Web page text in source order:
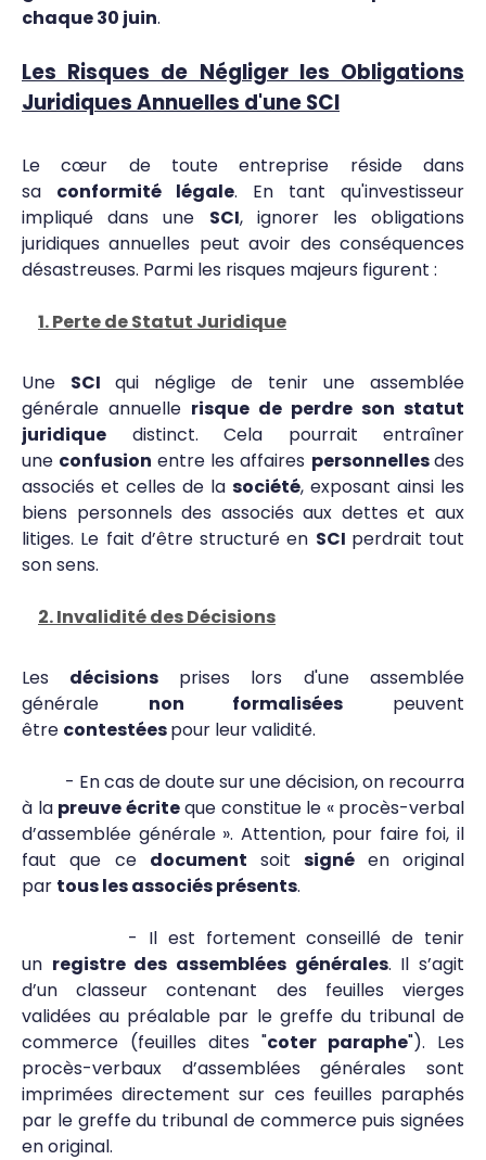
chaque 30 juin.
Les Risques de Négliger les Obligations
Juridiques Annuelles d'une SCI
Le cœur de toute entreprise réside dans
sa conformité légale. En tant qu'investisseur
impliqué dans une SCI, ignorer les obligations
juridiques annuelles peut avoir des conséquences
désastreuses. Parmi les risques majeurs figurent :
1. Perte de Statut Juridique
Une SCI qui néglige de tenir une assemblée
générale annuelle risque de perdre son statut
juridique distinct. Cela pourrait entraîner
une confusion entre les affaires personnellesdes
associés et celles de la société, exposant ainsi les
biens personnels des associés aux dettes et aux
litiges. Le fait d’être structuré en SCI perdrait tout
son sens.
2. Invalidité des Décisions
Les décisions prises lors d'une assemblée
générale non formalisées peuvent
être contestéespour leur validité.
- En cas de doute sur une décision, on recourra
à la preuve écriteque constitue le « procès-verbal
d’assemblée générale ». Attention, pour faire foi, il
faut que ce document soitsigné en original
par tous les associés présents.
- Il est fortement conseillé de tenir
un registre des assemblées générales. Il s’agit
d’un classeur contenant des feuilles vierges
validées au préalable par le greffe du tribunal de
commerce (feuilles dites "coter paraphe"). Les
procès-verbaux d’assemblées générales sont
imprimées directement sur ces feuilles paraphés
par le greffe du tribunal de commerce puis signées
en original.